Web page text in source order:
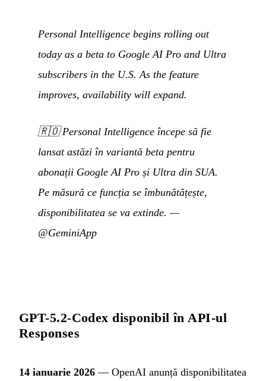
Personal Intelligence begins rolling out
today as a beta to Google AI Pro and Ultra
subscribers in the U.S. As the feature
improves, availability will expand.
🇷🇴Personal Intelligence începe să fie
lansat astăzi în variantă beta pentru
abonații Google AI Pro și Ultra din SUA.
Pe măsură ce funcția se îmbunătățește,
disponibilitatea se va extinde. —
@GeminiApp
GPT-5.2-Codex disponibil în API-ul
Responses
14 ianuarie 2026 — OpenAI anunță disponibilitatea